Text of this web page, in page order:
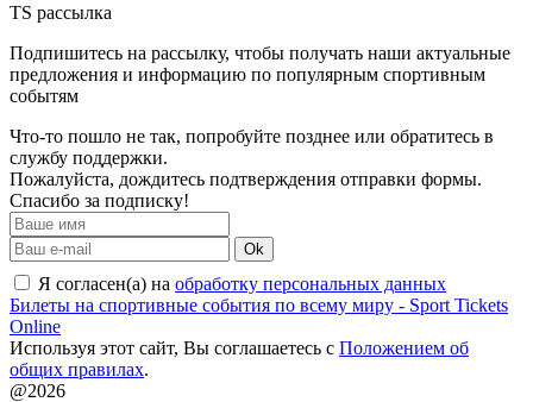
TS рассылка
Подпишитесь на рассылку, чтобы получать наши актуальные
предложения и информацию по популярным спортивным
событям
Что-то пошло не так, попробуйте позднее или обратитесь в
службу поддержки.
Пожалуйста, дождитесь подтверждения отправки формы.
Спасибо за подписку!
Ok
Я согласен(а) на обработку персональных данных
Билеты на спортивные события по всему миру - Sport Tickets
Online
Используя этот сайт, Вы соглашаетесь с Положением об
общих правилах.
@2026